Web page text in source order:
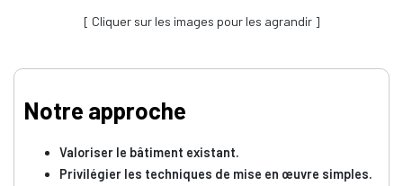
[ Cliquer sur les images pour les agrandir ]
Notre approche
Valoriser le bâtiment existant.
Privilégier les techniques de mise en œuvre simples.